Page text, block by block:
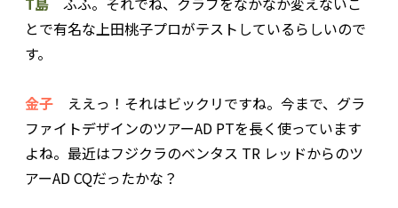
とで有名な上田桃子プロがテストしているらしいので
す。
金子 ええっ！それはビックリですね。今まで、グラ
ファイトデザインのツアーAD PTを長く使っています
よね。最近はフジクラのベンタス TR レッドからのツ
アーAD CQだったかな？